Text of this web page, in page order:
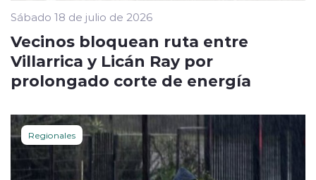
Sábado 18 de julio de 2026
Vecinos bloquean ruta entre
Villarrica y Licán Ray por
prolongado corte de energía
Regionales